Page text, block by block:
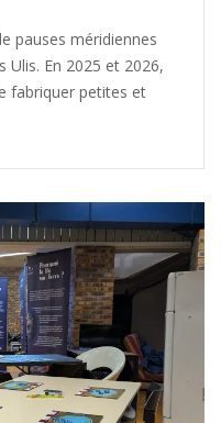
pauses méridiennes
Ulis. En 2025 et 2026,
fabriquer petites et